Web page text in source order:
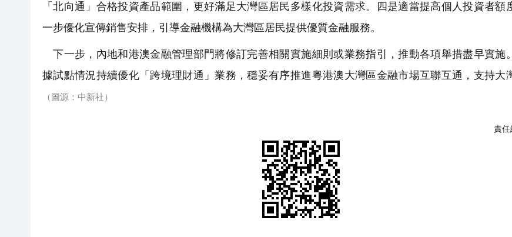
「北向通」合格投資產品範圍，更好滿足大灣區居民多樣化投資需求。四是適當提高個人投資者額
一步優化宣傳銷售安排，引導金融機構為大灣區居民提供優質金融服務。
下一步，內地和港澳金融管理部門將修訂完善相關實施細則或業務指引，推動各項舉措盡早實施
據試點情況持續優化「跨境理財通」業務，穩妥有序推進粵港澳大灣區金融市場互聯互通，支持大
（圖源：中新社）
責任